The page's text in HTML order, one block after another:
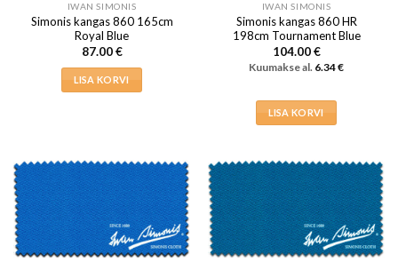
IWAN SIMONIS
Simonis kangas 860 165cm
Royal Blue
87.00€
LISA KORVI
IWAN SIMONIS
Simonis kangas 860 HR
198cm Tournament Blue
104.00€
Kuumakse al. 6.34€
LISA KORVI